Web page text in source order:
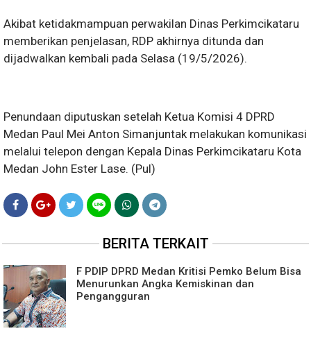
Akibat ketidakmampuan perwakilan Dinas Perkimcikataru
memberikan penjelasan, RDP akhirnya ditunda dan
dijadwalkan kembali pada Selasa (19/5/2026).
Penundaan diputuskan setelah Ketua Komisi 4 DPRD
Medan Paul Mei Anton Simanjuntak melakukan komunikasi
melalui telepon dengan Kepala Dinas Perkimcikataru Kota
Medan John Ester Lase. (Pul)
BERITA TERKAIT
F PDIP DPRD Medan Kritisi Pemko Belum Bisa
Menurunkan Angka Kemiskinan dan
Pengangguran